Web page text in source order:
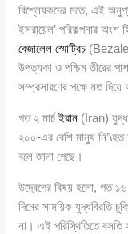
বিশ্লেষকদের মতে, এই
ইসরায়েল’ পরিকল্পনার অংশ
বেজালেল স্মোট্রিচ (Bezalel
উপত্যকা ও পশ্চিম তীরের
সম্প্রসারণের পক্ষে মত
গত ২ মার্চইরান (Iran) যুদ্ধ
২০০-এর বেশি মানুষ
বলে জানা গেছে।
উদ্বেগের বিষয় হলো, গত
দিনের সাময়িক যুদ্ধবিরতি
না। এই পরিস্থিতিতে বসতি